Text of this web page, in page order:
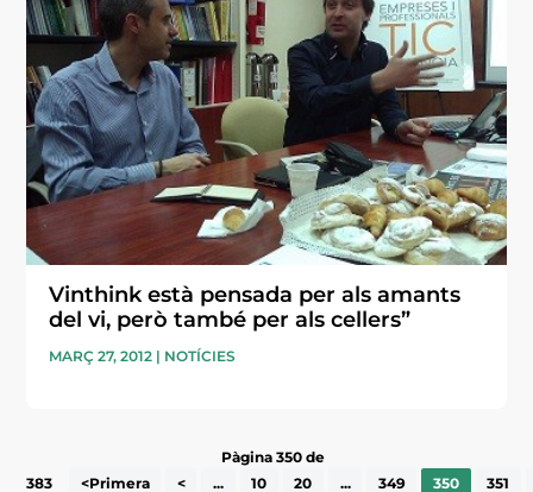
Vinthink està pensada per als amants
del vi, però també per als cellers”
MARÇ 27, 2012 | NOTÍCIES
Pàgina 350 de
383
<Primera < ... 10 20 ... 349 350 351